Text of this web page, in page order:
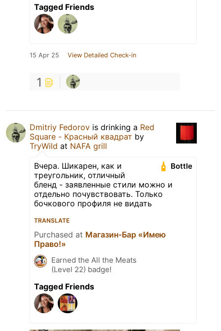
Tagged Friends
15 Apr 25 View Detailed Check-in
1
Dmitriy Fedorov is drinking a Red
Square - Красный квадрат by
TryWild at NAFA grill
Bottle
Вчера. Шикарен, как и
треугольник, отличный
бленд - заявленные стили можно и
отдельно почувствовать. Только
бочкового профиля не видать
TRANSLATE
Purchased at Магазин-Бар «Имею
Право!»
Earned the All the Meats
(Level 22) badge!
Tagged Friends